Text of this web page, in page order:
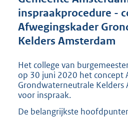
inspraakprocedure -
Afwegingskader
Kelders Amsterdam
Het college van
op 30 juni 2020 het concept
Grondwaterneutrale Kelders
voor inspraak.
De belangrijkste